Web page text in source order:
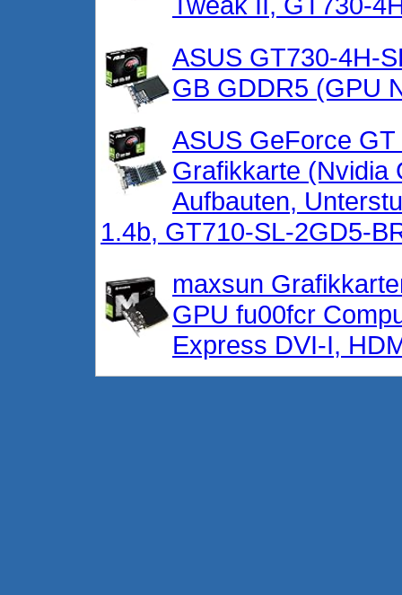
ASUS GT730-4H-
GB GDDR5 (GPU
ASUS GeForce
Grafikkarte (Nvidia
Aufbauten,
1.4b, GT710-SL-2GD5-
maxsun
GPU fu00fcr
Express DVI-I,